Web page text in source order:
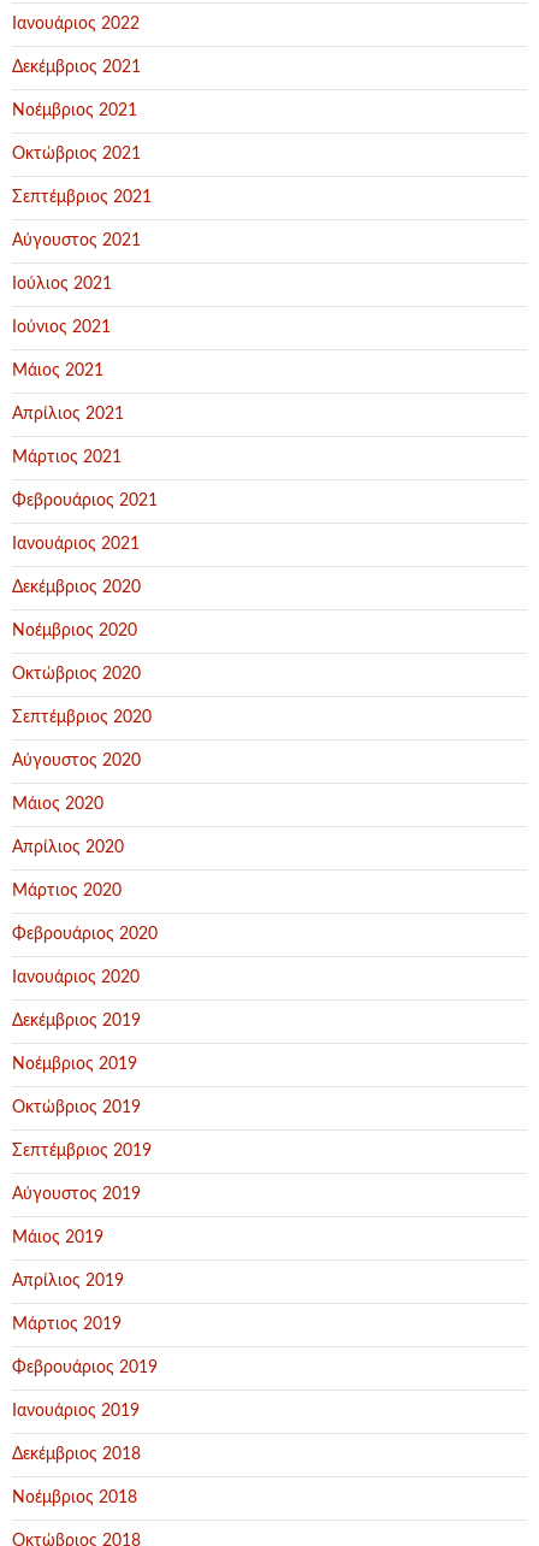
Ιανουάριος 2022
Δεκέμβριος 2021
Νοέμβριος 2021
Οκτώβριος 2021
Σεπτέμβριος 2021
Αύγουστος 2021
Ιούλιος 2021
Ιούνιος 2021
Μάιος 2021
Απρίλιος 2021
Μάρτιος 2021
Φεβρουάριος 2021
Ιανουάριος 2021
Δεκέμβριος 2020
Νοέμβριος 2020
Οκτώβριος 2020
Σεπτέμβριος 2020
Αύγουστος 2020
Μάιος 2020
Απρίλιος 2020
Μάρτιος 2020
Φεβρουάριος 2020
Ιανουάριος 2020
Δεκέμβριος 2019
Νοέμβριος 2019
Οκτώβριος 2019
Σεπτέμβριος 2019
Αύγουστος 2019
Μάιος 2019
Απρίλιος 2019
Μάρτιος 2019
Φεβρουάριος 2019
Ιανουάριος 2019
Δεκέμβριος 2018
Νοέμβριος 2018
Οκτώβριος 2018